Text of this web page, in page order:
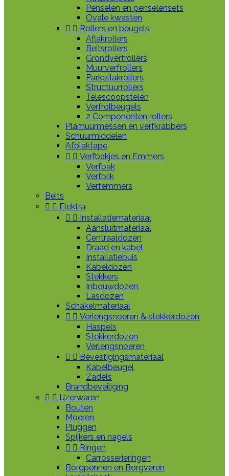
Penselen en penselensets
Ovale kwasten
  Rollers en beugels
Aflakrollers
Beitsrollers
Grondverfrollers
Muurverfrollers
Parketlakrollers
Structuurrollers
Telescoopstelen
Verfrolbeugels
2 Componenten rollers
Plamuurmessen en verfkrabbers
Schuurmiddelen
Afplaktape
  Verfbakjes en Emmers
Verfbak
Verfblik
Verfemmers
Beits
  Elektra
  Installatiemateriaal
Aansluitmateriaal
Centraaldozen
Draad en kabel
Installatiebuis
Kabeldozen
Stekkers
Inbouwdozen
Lasdozen
Schakelmateriaal
  Verlengsnoeren & stekkerdozen
Haspels
Stekkerdozen
Verlengsnoeren
  Bevestigingsmateriaal
Kabelbeugel
Zadels
Brandbeveiliging
  IJzerwaren
Bouten
Moeren
Pluggen
Spijkers en nagels
  Ringen
Carrosserieringen
Borgpennen en Borgveren